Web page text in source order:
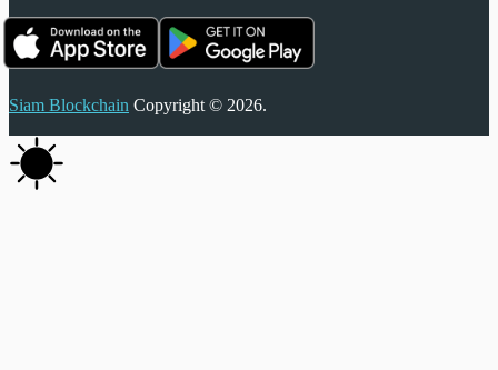
Siam Blockchain Copyright © 2026.